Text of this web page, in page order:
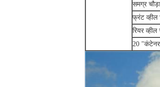
समग्र
फ्रंट व्हील
रियर व्हील
20 "कंटेनर